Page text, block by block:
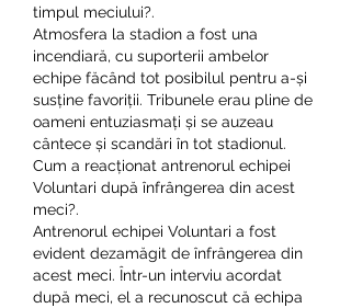
timpul meciului?.
Atmosfera la stadion a fost una
incendiară, cu suporterii ambelor
echipe făcând tot posibilul pentru a-și
susține favoriții. Tribunele erau pline de
oameni entuziasmați și se auzeau
cântece și scandări în tot stadionul.
Cum a reacționat antrenorul echipei
Voluntari după înfrângerea din acest
meci?.
Antrenorul echipei Voluntari a fost
evident dezamăgit de înfrângerea din
acest meci. Într-un interviu acordat
după meci, el a recunoscut că echipa